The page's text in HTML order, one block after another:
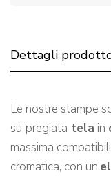
Dettagli
Le nostre stampe
su pregiata tela in
massima
cromatica, con un’